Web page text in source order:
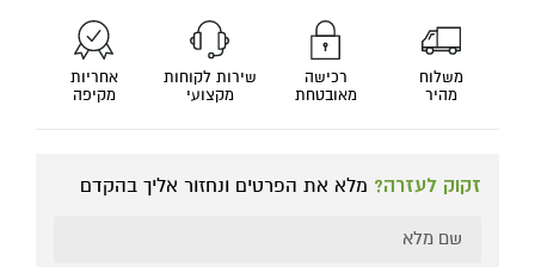
משלוח
מהיר
רכישה
מאובטחת
שירות לקוחות
מקצועי
אחריות
מקיפה
זקוק לעזרה? מלא את הפרטים ונחזור אליך בהקדם